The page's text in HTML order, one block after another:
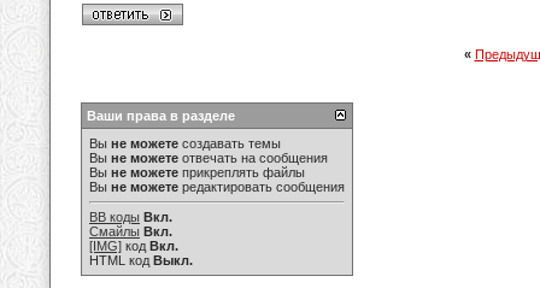
«
Ваши права в разделе
Вы не можете создавать темы
Вы не можете отвечать на сообщения
Вы не можете прикреплять файлы
Вы не можете редактировать сообщения
BB коды Вкл.
Смайлы Вкл.
[IMG] код Вкл.
HTML код Выкл.